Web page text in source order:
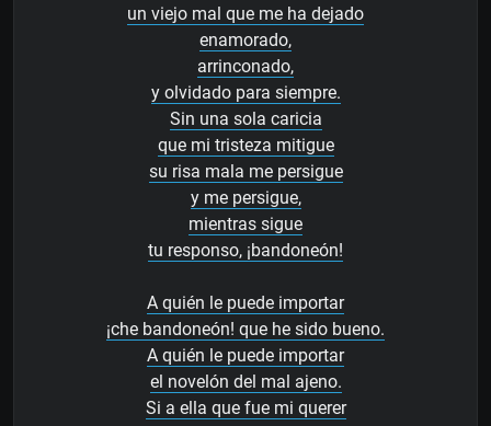
un viejo mal que me ha dejado
enamorado,
arrinconado,
y olvidado para siempre.
Sin una sola caricia
que mi tristeza mitigue
su risa mala me persigue
y me persigue,
mientras sigue
tu responso, ¡bandoneón!
A quién le puede importar
¡che bandoneón! que he sido bueno.
A quién le puede importar
el novelón del mal ajeno.
Si a ella que fue mi querer